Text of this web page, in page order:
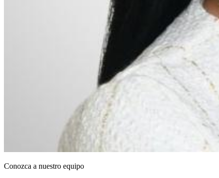
Conozca a nuestro equipo